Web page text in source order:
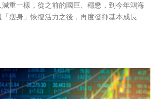
重一樣，從之前的國巨、穩懋，到今年鴻海
瘦身」恢復活力之後，再度發揮基本成長
。